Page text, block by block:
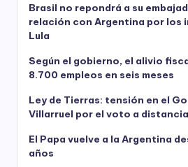
Brasil no repondrá a su
relación con Argentina por los
Lula
Según el gobierno, el alivio
8.700 empleos en seis meses
Ley de Tierras: tensión en el
Villarruel por el voto a
El Papa vuelve a la Argentina
años